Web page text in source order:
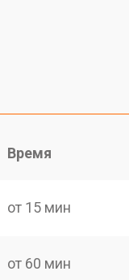
Время
от 15 мин
от 60 мин